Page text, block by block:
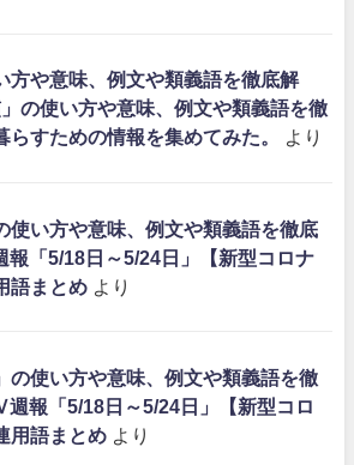
方や意味、例文や類義語を徹底解
」の使い方や意味、例文や類義語を徹
すための情報を集めてみた。
より
使い方や意味、例文や類義語を徹底
報「5/18日～5/24日」【新型コロナ
語まとめ より
の使い方や意味、例文や類義語を徹
週報「5/18日～5/24日」【新型コロ
用語まとめ より